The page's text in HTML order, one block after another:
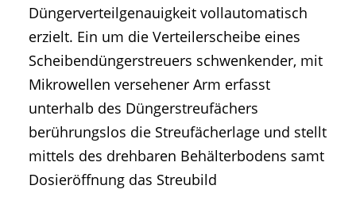
Düngerverteilgenauigkeit vollautomatisch
erzielt. Ein um die Verteilerscheibe eines
Scheibendüngerstreuers schwenkender, mit
Mikrowellen versehener Arm erfasst
unterhalb des Düngerstreufächers
berührungslos die Streufächerlage und stellt
mittels des drehbaren Behälterbodens samt
Dosieröffnung das Streubild